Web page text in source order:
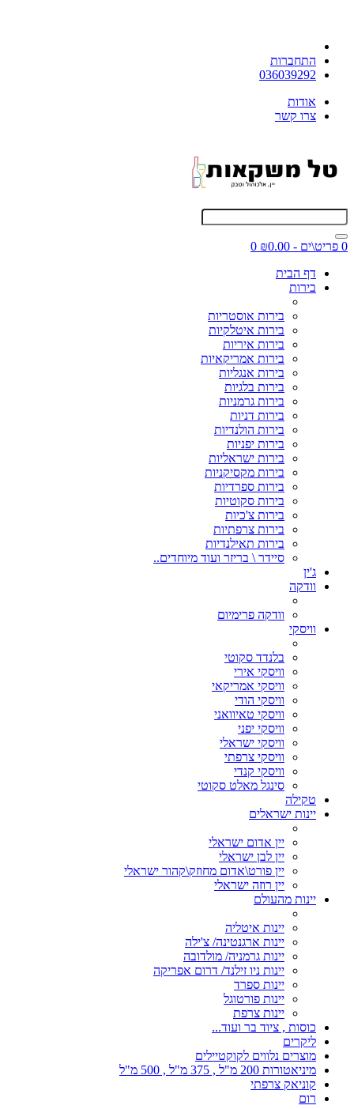
התחברות
036039292
אודות
צרו קשר
0 פריט\ים - ₪0.00
0
דף הבית
בירות
בירות אוסטריות
בירות איטלקיות
בירות איריות
בירות אמריקאיות
בירות אנגליות
בירות בלגיות
בירות גרמניות
בירות דניות
בירות הולנדיות
בירות יפניות
בירות ישראליות
בירות מקסיקניות
בירות ספרדיות
בירות סקוטיות
בירות צ'כיות
בירות צרפתיות
בירות תאילנדיות
סיידר \ בריזר ועוד מיוחדים..
ג'ין
וודקה
וודקה פרימיום
וויסקי
בלנדד סקוטי
וויסקי אירי
וויסקי אמריקאי
וויסקי הודי
וויסקי טאיוואני
וויסקי יפני
וויסקי ישראלי
וויסקי צרפתי
וויסקי קנדי
סינגל מאלט סקוטי
טקילה
יינות ישראלים
יין אדום ישראלי
יין לבן ישראלי
יין פורט\אדום מחוזק\קהור ישראלי
יין רוזה ישראלי
יינות מהעולם
יינות איטליה
יינות ארגנטינה/ צ'ילה
יינות גרמניה/ מולדובה
יינות ניו זילנד/ דרום אפריקה
יינות ספרד
יינות פורטוגל
יינות צרפת
כוסות , ציוד בר ועוד...
ליקרים
מוצרים נלווים לקוקטיילים
מיניאטורות 200 מ"ל , 375 מ"ל , 500 מ"ל
קוניאק צרפתי
רום